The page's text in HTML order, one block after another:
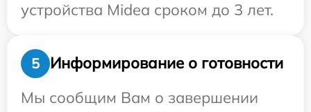
устройства Midea сроком до 3 лет.
5
Информирование о готовности
Мы сообщим Вам о завершении